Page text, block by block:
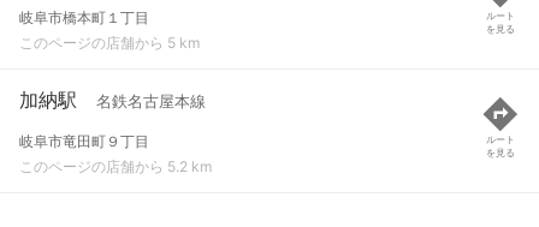
岐阜市橋本町１丁目
このページの店舗から 5 km
ルート
を見る
加納駅 名鉄名古屋本線
岐阜市竜田町９丁目
このページの店舗から 5.2 km
ルート
を見る